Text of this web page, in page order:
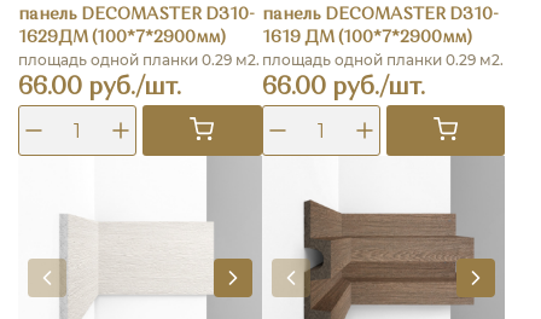
панель DECOMASTER D310-
1629ДМ (100*7*2900мм)
площадь одной планки 0.29 м2.
66.00 руб./шт.
панель DECOMASTER D310-
1619 ДМ (100*7*2900мм)
площадь одной планки 0.29 м2.
66.00 руб./шт.